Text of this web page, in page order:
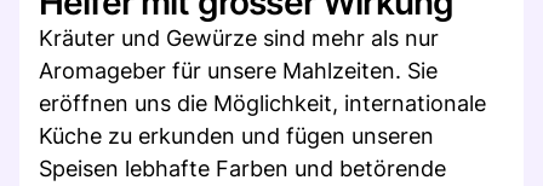
Kräuter und Gewürze sind mehr als nur
Aromageber für unsere Mahlzeiten. Sie
eröffnen uns die Möglichkeit, internationale
Küche zu erkunden und fügen unseren
Speisen lebhafte Farben und betörende